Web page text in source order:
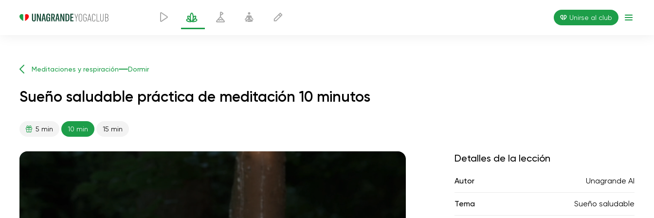
Unirse al club
Meditaciones y respiración Dormir
Sueño saludable práctica de meditación 10 minutos
5 min 10 min 15 min
paz interior
Detalles de la lección
Autor Unagrande AI
Tema Sueño saludable